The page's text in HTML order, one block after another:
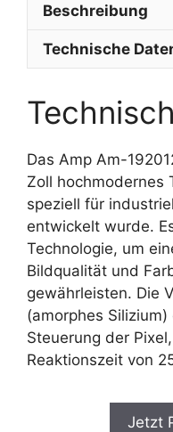
Beschreibung
Technische
Das Amp Am-
Zoll hochmodernes
speziell für
entwickelt wurde.
Technologie, um
Bildqualität und
gewährleisten. Die
(amorphes
Steuerung der
Reaktionszeit von
Jetzt